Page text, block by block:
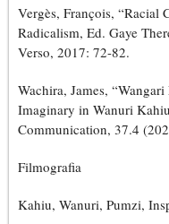
Vergès, François, “Racial
Radicalism, Ed. Gaye
Verso, 2017: 72-82.
Wachira, James,
Imaginary in Wanuri
Communication, 37.4
Filmografia
Kahiu, Wanuri, Pumzi,